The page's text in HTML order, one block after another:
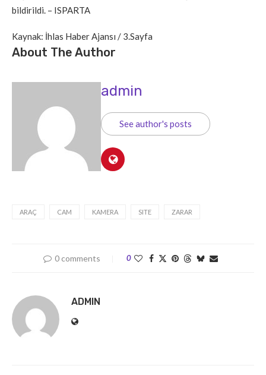
bildirildi. – ISPARTA
Kaynak: İhlas Haber Ajansı / 3.Sayfa
About The Author
admin
See author's posts
ARAÇ CAM KAMERA SITE ZARAR
0 comments 0
ADMIN